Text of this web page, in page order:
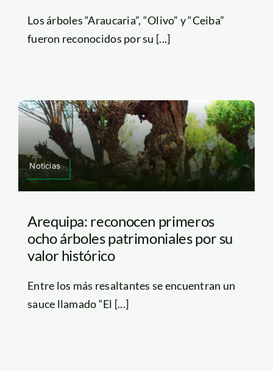
Los árboles “Araucaria”, “Olivo” y “Ceiba”
fueron reconocidos por su [...]
Noticias
Arequipa: reconocen primeros
ocho árboles patrimoniales por su
valor histórico
Entre los más resaltantes se encuentran un
sauce llamado “El [...]